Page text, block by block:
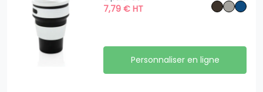
7,79€ HT
Personnaliser en ligne